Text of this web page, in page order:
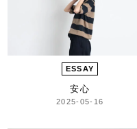
ESSAY
安心
2025-05-16